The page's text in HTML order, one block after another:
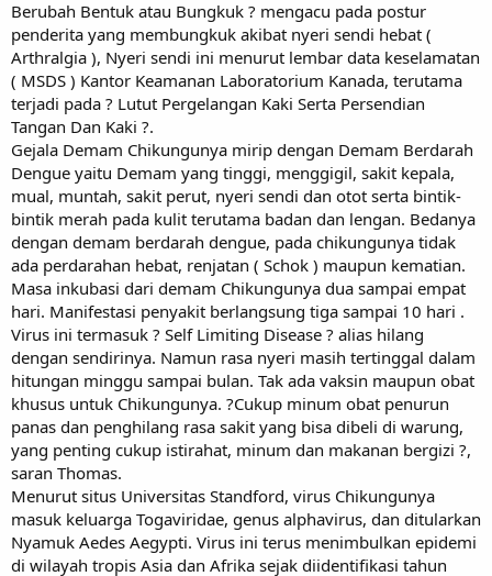
Berubah Bentuk atau Bungkuk ? mengacu pada postur
penderita yang membungkuk akibat nyeri sendi hebat (
Arthralgia ), Nyeri sendi ini menurut lembar data keselamatan
( MSDS ) Kantor Keamanan Laboratorium Kanada, terutama
terjadi pada ? Lutut Pergelangan Kaki Serta Persendian
Tangan Dan Kaki ?.
Gejala Demam Chikungunya mirip dengan Demam Berdarah
Dengue yaitu Demam yang tinggi, menggigil, sakit kepala,
mual, muntah, sakit perut, nyeri sendi dan otot serta bintik-
bintik merah pada kulit terutama badan dan lengan. Bedanya
dengan demam berdarah dengue, pada chikungunya tidak
ada perdarahan hebat, renjatan ( Schok ) maupun kematian.
Masa inkubasi dari demam Chikungunya dua sampai empat
hari. Manifestasi penyakit berlangsung tiga sampai 10 hari .
Virus ini termasuk ? Self Limiting Disease ? alias hilang
dengan sendirinya. Namun rasa nyeri masih tertinggal dalam
hitungan minggu sampai bulan. Tak ada vaksin maupun obat
khusus untuk Chikungunya. ?Cukup minum obat penurun
panas dan penghilang rasa sakit yang bisa dibeli di warung,
yang penting cukup istirahat, minum dan makanan bergizi ?,
saran Thomas.
Menurut situs Universitas Standford, virus Chikungunya
masuk keluarga Togaviridae, genus alphavirus, dan ditularkan
Nyamuk Aedes Aegypti. Virus ini terus menimbulkan epidemi
di wilayah tropis Asia dan Afrika sejak diidentifikasi tahun